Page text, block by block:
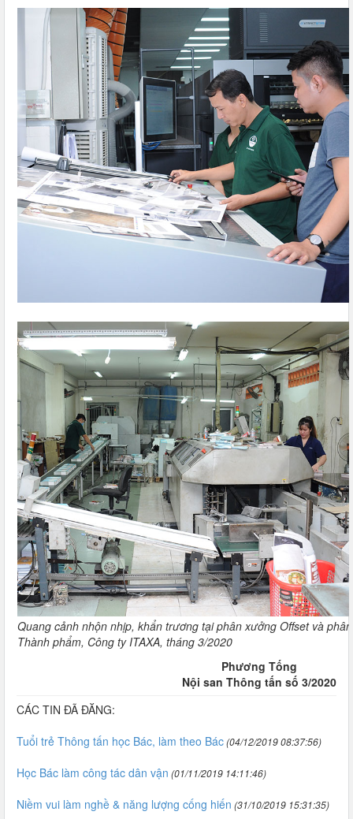
Quang cảnh nhộn nhịp, khẩn trương tại phân xưởng Offset và
Thành phẩm, Công ty ITAXA, tháng 3/2020
Phương Tống
Nội san Thông tấn số 3/2020
CÁC TIN ĐÃ ĐĂNG:
Tuổi trẻ Thông tấn học Bác, làm theo Bác(04/12/2019 08:37:56)
Học Bác làm công tác dân vận (01/11/2019 14:11:46)
Niềm vui làm nghề & năng lượng cống hiến (31/10/2019 15:31:35)